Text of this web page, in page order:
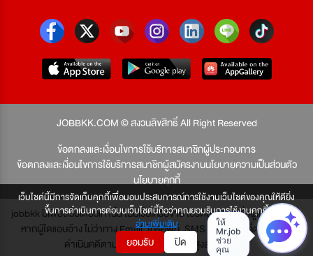
เว็บไซต์นี้มีการจัดเก็บคุกกี้เพื่อมอบประสบการณ์การใช้งานเว็บไซต์ของคุณให้ดียิ่ง
ขึ้นการดำเนินการต่อบนเว็บไซต์นี้ถือว่าคุณยอมรับการใช้งานคุกกี้
อ่านเพิ่มเติม
ยอมรับ ปิด
JOBBKK.COM © สงวนลิขสิทธิ์ All Right Reserved
ข้อตกลงและเงื่อนไขการใช้บริการสมาชิกผู้ประกอบการ
ข้อตกลงและเงื่อนไขการใช้บริการสมาชิกผู้สมัครงานนโยบายความเป็นส่วนตัว
นโยบายคุกกี้
jobbkk มีเพียงเว็บเดียวเท่านั้น ไม่มีเว็บเครือข่าย โปรดอย่าหลงเชื่อผู้แอบอ้าง และ
หากผู้ใดแอบอ้าง ไม่ว่าทาง Email, โทรศัพท์, SMS หรือทางใดก็ตาม จะถูก
ดำเนินคดีตามที่กฎหมายบัญญัติไว้สูงสุด